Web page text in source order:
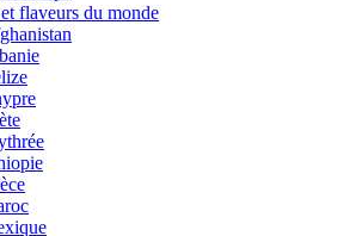
flaveurs du monde